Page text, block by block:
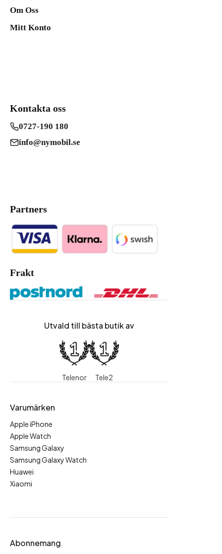
Om Oss
Mitt Konto
Kontakta oss
0727-190 180
info@nymobil.se
Partners
Frakt
Utvald till bästa butik av
Telenor Tele2
Varumärken
Apple iPhone
Apple Watch
Samsung Galaxy
Samsung Galaxy Watch
Huawei
Xiaomi
Abonnemang